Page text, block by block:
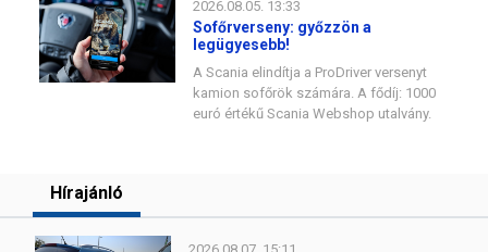
2026.08.05. 13:33
Sofőrverseny: győzzön a
legügyesebb!
A Scania elindítja a ProDriver versenyt
kamion sofőrök számára. A fődíj: 1000
euró értékű Scania Webshop utalvány.
Hírajánló